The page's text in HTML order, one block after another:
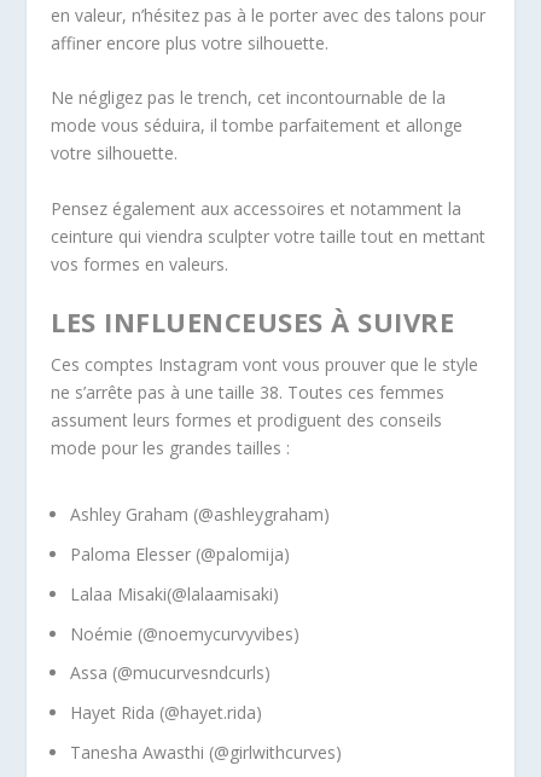
en valeur, n’hésitez pas à le porter avec des talons pour
affiner encore plus votre silhouette.
Ne négligez pas le trench, cet incontournable de la
mode vous séduira, il tombe parfaitement et allonge
votre silhouette.
Pensez également aux accessoires et notamment la
ceinture qui viendra sculpter votre taille tout en mettant
vos formes en valeurs.
LES INFLUENCEUSES À SUIVRE
Ces comptes Instagram vont vous prouver que le style
ne s’arrête pas à une taille 38. Toutes ces femmes
assument leurs formes et prodiguent des conseils
mode pour les grandes tailles :
Ashley Graham (@ashleygraham)
Paloma Elesser (@palomija)
Lalaa Misaki(@lalaamisaki)
Noémie (@noemycurvyvibes)
Assa (@mucurvesndcurls)
Hayet Rida (@hayet.rida)
Tanesha Awasthi (@girlwithcurves)